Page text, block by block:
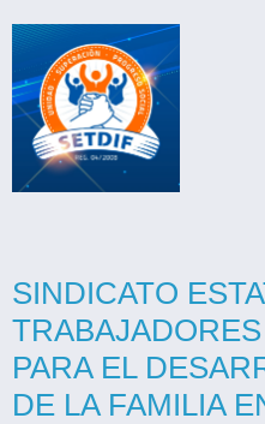
SINDICATO
PARA EL
DE LA FAMILIA